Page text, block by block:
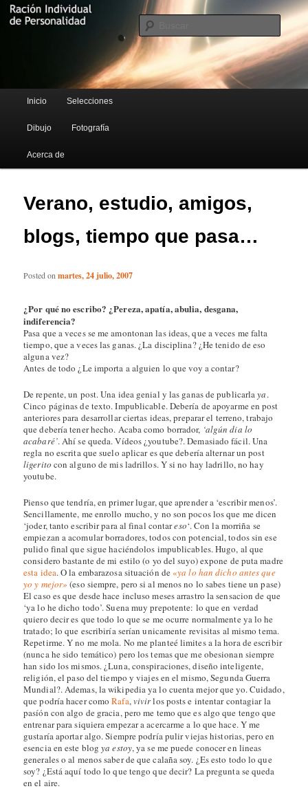
Ración Individual de Personalidad
Blog de Rufus Gefangenen
Buscar
Menú principal
Ir al contenido principal
Ir al contenido secundario
Inicio Selecciones
Dibujo Fotografía
Acerca de
Verano, estudio, amigos,
blogs, tiempo que pasa…
Posted onmartes, 24 julio, 2007
¿Por qué no escribo? ¿Pereza, apatía, abulia, desgana,
indiferencia?
Pasa que a veces se me amontonan las ideas, que a veces me falta
tiempo, que a veces las ganas. ¿La disciplina? ¿He tenido de eso
alguna vez?
Antes de todo ¿Le importa a alguien lo que voy a contar?
De repente, un post. Una idea genial y las ganas de publicarlaya.
Cinco páginas de texto. Impublicable. Debería de apoyarme en post
anteriores para desarrollar ciertas ideas, preparar el terreno, trabajo
que debería tener hecho. Acaba como borrador, ‘algún dia lo
acabaré’. Ahí se queda. Vídeos ¿youtube?. Demasiado fácil. Una
regla no escrita que suelo aplicar es que debería alternar un post
ligerito con alguno de mis ladrillos. Y si no hay ladrillo, no hay
youtube.
Pienso que tendría, en primer lugar, que aprender a ‘escribir menos’.
Sencillamente, me enrollo mucho, y no son pocos los que me dicen
‘joder, tanto escribir para al final contareso‘. Con la morriña se
empiezan a acomular borradores, todos con potencial, todos sin ese
pulido final que sigue haciéndolos impublicables. Hugo, al que
considero bastante de mi estilo (o yo del suyo) expone de puta madre
esta idea. O la embarazosa situación de «ya lo han dicho antes que
yo y mejor» (eso siempre, pero si al menos no lo sabes tiene un pase)
El caso es que desde hace incluso meses arrastro la sensacion de que
‘ya lo he dicho todo’. Suena muy prepotente: lo que en verdad
quiero decir es que todo lo que se me ocurre normalmente ya lo he
tratado; lo que escribiría serían unicamente revisitas al mismo tema.
Repetirme. Y no me mola. No me planteé limites a la hora de escribir
(nunca he sido temático) pero los temas que me obesionan siempre
han sido los mismos. ¿Luna, conspiraciones, diseño inteligente,
religión, el paso del tiempo y viajes en el mismo, Segunda Guerra
Mundial?. Ademas, la wikipedia ya lo cuenta mejor que yo. Cuidado,
que podría hacer comoRafa,vivirlos posts e intentar contagiar la
pasíón con algo de gracia, pero me temo que es algo que tengo que
entrenar para siquiera empezar a acercarme a lo que hace. Y me
gustaría aportar algo. Siempre podría pulir viejas historias, pero en
esencia en este blogya estoy, ya se me puede conocer en lineas
generales o al menos saber de que calaña soy. ¿Es esto todo lo que
soy? ¿Está aquí todo lo que tengo que decir? La pregunta se queda
en el aire.